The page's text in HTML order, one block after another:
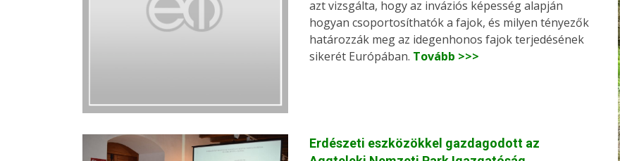
azt vizsgálta, hogy az inváziós képesség alapján
hogyan csoportosíthatók a fajok, és milyen tényezők
határozzák meg az idegenhonos fajok terjedésének
sikerét Európában. Tovább >>>
Erdészeti eszközökkel gazdagodott az